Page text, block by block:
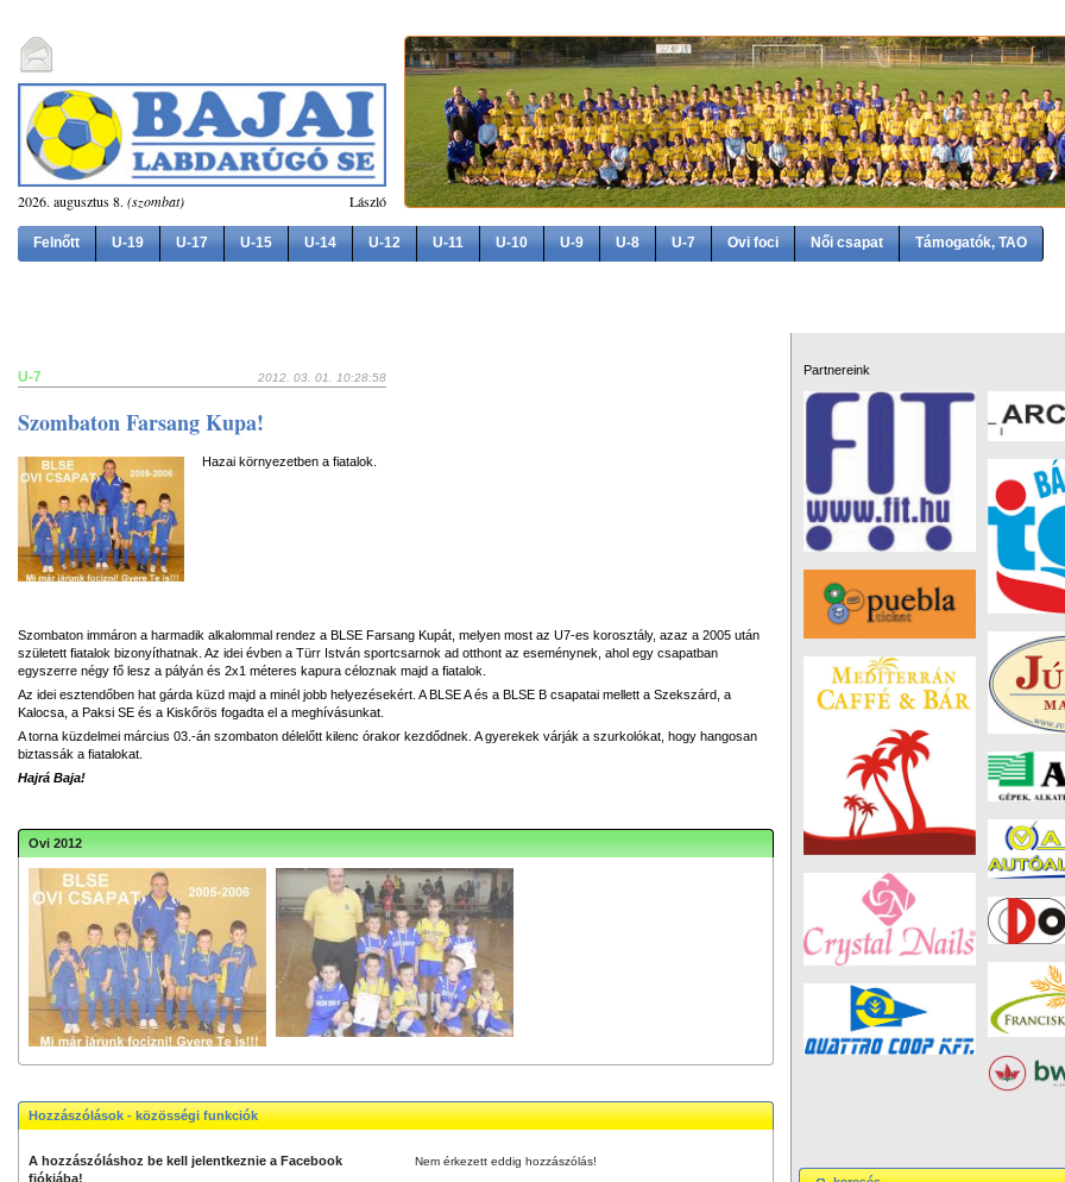
2026. augusztus 8. (szombat) László
Felnőtt U-19 U-17 U-15 U-14 U-12 U-11 U-10 U-9 U-8 U-7 Ovi foci Női csapat Támogatók, TAO
U-7 2012. 03. 01. 10:28:58
Szombaton Farsang Kupa!
Hazai környezetben a fiatalok.
Szombaton immáron a harmadik alkalommal rendez a BLSE Farsang Kupát, melyen most az U7-es korosztály, azaz a 2005 után
született fiatalok bizonyíthatnak. Az idei évben a Türr István sportcsarnok ad otthont az eseménynek, ahol egy csapatban
egyszerre négy fő lesz a pályán és 2x1 méteres kapura céloznak majd a fiatalok.
Az idei esztendőben hat gárda küzd majd a minél jobb helyezésekért. A BLSE A és a BLSE B csapatai mellett a Szekszárd, a
Kalocsa, a Paksi SE és a Kiskőrös fogadta el a meghívásunkat.
A torna küzdelmei március 03.-án szombaton délelőtt kilenc órakor kezdődnek. A gyerekek várják a szurkolókat, hogy hangosan
biztassák a fiatalokat.
Hajrá Baja!
Ovi 2012
Hozzászólások - közösségi funkciók
A hozzászóláshoz be kell jelentkeznie a Facebook
fiókjába!
Nem érkezett eddig hozzászólás!
Partnereink